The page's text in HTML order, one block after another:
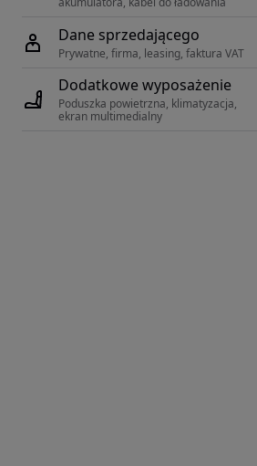
Dane sprzedającego
Prywatne, firma, leasing, faktura VAT
Dodatkowe wyposażenie
Poduszka powietrzna, klimatyzacja,
ekran multimedialny